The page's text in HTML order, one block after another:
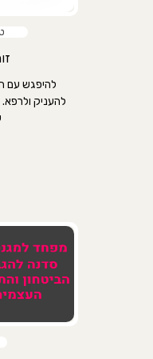
להיפגש עם
להעניק